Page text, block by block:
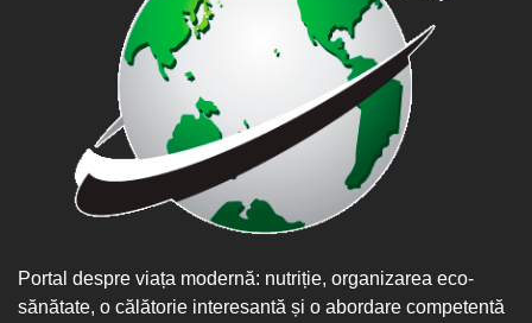
Portal despre viața modernă: nutriție, organizarea eco-
sănătate, o călătorie interesantă și o abordare competentă